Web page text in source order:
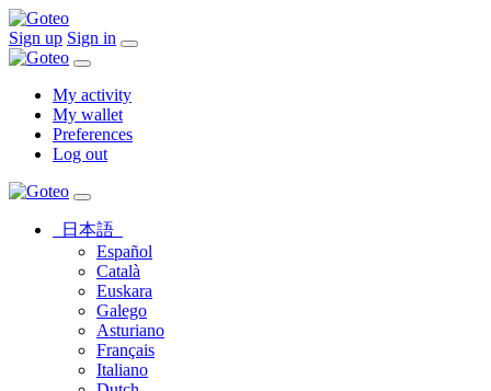
Sign up Sign in
My activity
My wallet
Preferences
Log out
日本語
Español
Català
Euskara
Galego
Asturiano
Français
Italiano